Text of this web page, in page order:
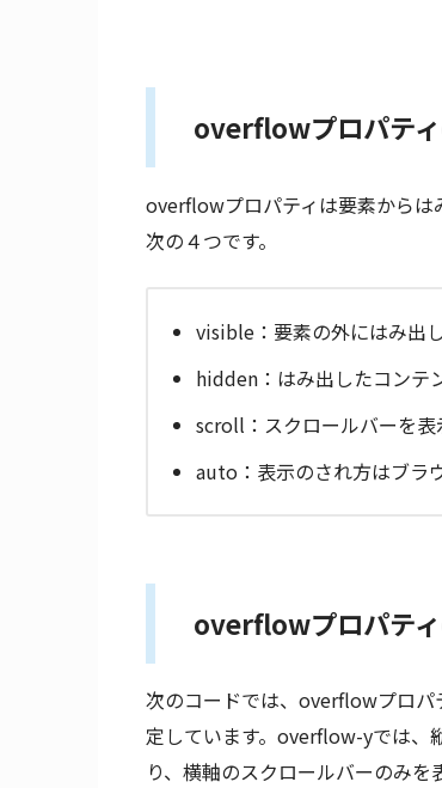
overflowプロパテ
overflowプロパティは要素からは
次の４つです。
visible：要素の外にはみ出
hidden：はみ出したコンテ
scroll：スクロールバーを表
auto：表示のされ方はブラ
overflowプロパテ
次のコードでは、overflowプロ
定しています。overflow-yでは、
り、横軸のスクロールバーのみを